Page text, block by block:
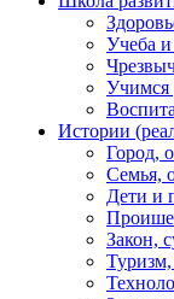
Учеба и
Учимся
Истории
Город,
Семья,
Дети и
Закон,